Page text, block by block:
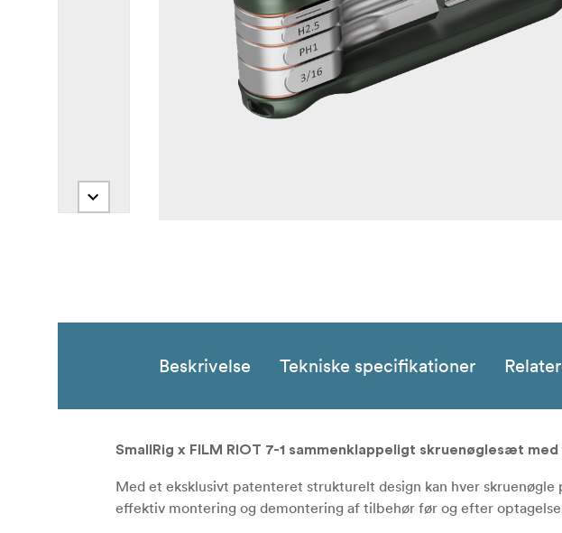
Beskrivelse Tekniske specifikationer
SmallRig x FILM RIOT 7-1 sammenklappeligt skruenøglesæt
Med et eksklusivt patenteret strukturelt design kan hver
effektiv montering og demontering af tilbehør før og efter